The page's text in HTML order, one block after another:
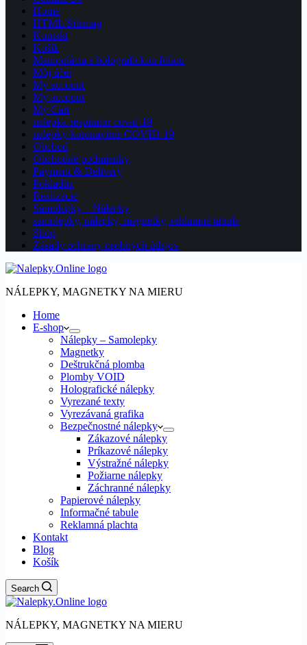
Home
HTML Sitemap
Kontakt
Košík
Manipulácia s holografickou fóliou
Môj účet
My account
My account
My Cart
nalepka-respirator-covid-19
nalepky koronavirus COVID-19
Obchod
Obchodné podmienky
Payment & Delivery
Pokladňa
Realizácie
Samolepky – Nálepky
samolepky, nálepky, magnetky, reklamné tabule
Shop
Zásady ochrany osobných údajov
NÁLEPKY, MAGNETKY NA MIERU
Home
E-shop
Nálepky – Samolepky
Magnetky
Deštrukčná plomba
Plomby VOID
Holografické nálepky
Vyrezané texty
Vyrezávaná grafika
Bezpečnostné nálepky
Zákazové nálepky
Príkazové nálepky
Výstražné nálepky
Požiarne nálepky
Záchranné nálepky
Papierové nálepky
Informačné tabule
Reklamná plachta
Kontakt
Blog
Košík
Search
NÁLEPKY, MAGNETKY NA MIERU